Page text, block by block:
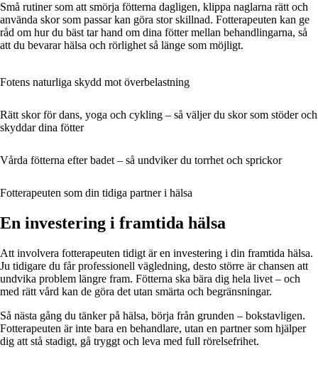
Små rutiner som att smörja fötterna dagligen, klippa naglarna rätt och
använda skor som passar kan göra stor skillnad. Fotterapeuten kan ge
råd om hur du bäst tar hand om dina fötter mellan behandlingarna, så
att du bevarar hälsa och rörlighet så länge som möjligt.
Fotens naturliga skydd mot överbelastning
Rätt skor för dans, yoga och cykling – så väljer du skor som stöder och
skyddar dina fötter
Vårda fötterna efter badet – så undviker du torrhet och sprickor
Fotterapeuten som din tidiga partner i hälsa
En investering i framtida hälsa
Att involvera fotterapeuten tidigt är en investering i din framtida hälsa.
Ju tidigare du får professionell vägledning, desto större är chansen att
undvika problem längre fram. Fötterna ska bära dig hela livet – och
med rätt vård kan de göra det utan smärta och begränsningar.
Så nästa gång du tänker på hälsa, börja från grunden – bokstavligen.
Fotterapeuten är inte bara en behandlare, utan en partner som hjälper
dig att stå stadigt, gå tryggt och leva med full rörelsefrihet.